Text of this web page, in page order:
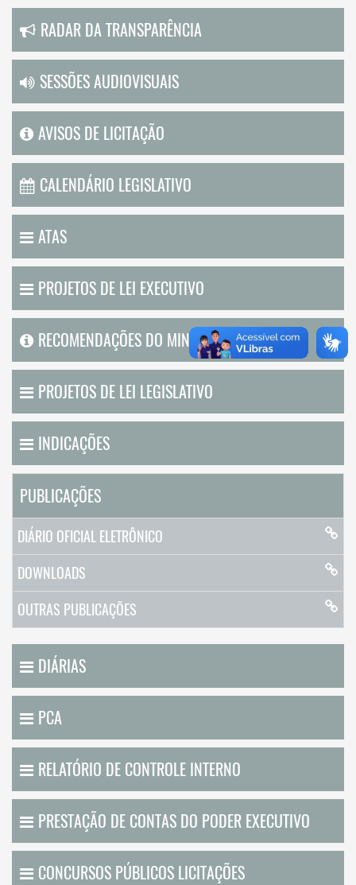
RADAR DA TRANSPARÊNCIA
SESSÕES AUDIOVISUAIS
AVISOS DE LICITAÇÃO
CALENDÁRIO LEGISLATIVO
ATAS
PROJETOS DE LEI EXECUTIVO
RECOMENDAÇÕES DO MINISTÉRIO PUBLICO
PROJETOS DE LEI LEGISLATIVO
INDICAÇÕES
PUBLICAÇÕES
DIÁRIO OFICIAL ELETRÔNICO
DOWNLOADS
OUTRAS PUBLICAÇÕES
DIÁRIAS
PCA
RELATÓRIO DE CONTROLE INTERNO
PRESTAÇÃO DE CONTAS DO PODER EXECUTIVO
CONCURSOS PÚBLICOS LICITAÇÕES